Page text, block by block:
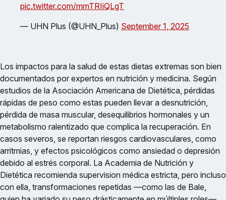
pic.twitter.com/mmTRIiQLgT
— UHN Plus (@UHN_Plus) September 1, 2025
Los impactos para la salud de estas dietas extremas son bien
documentados por expertos en nutrición y medicina. Según
estudios de la Asociación Americana de Dietética, pérdidas
rápidas de peso como estas pueden llevar a desnutrición,
pérdida de masa muscular, desequilibrios hormonales y un
metabolismo ralentizado que complica la recuperación. En
casos severos, se reportan riesgos cardiovasculares, como
arritmias, y efectos psicológicos como ansiedad o depresión
debido al estrés corporal. La Academia de Nutrición y
Dietética recomienda supervision médica estricta, pero incluso
con ella, transformaciones repetidas —como las de Bale,